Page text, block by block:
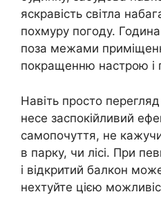
яскравість світла
похмуру погоду.
поза межами
покращенню настрою і
Навіть просто
несе заспокійливий
самопочуття, не
в парку, чи лісі. При
і відкритий балкон
нехтуйте цією